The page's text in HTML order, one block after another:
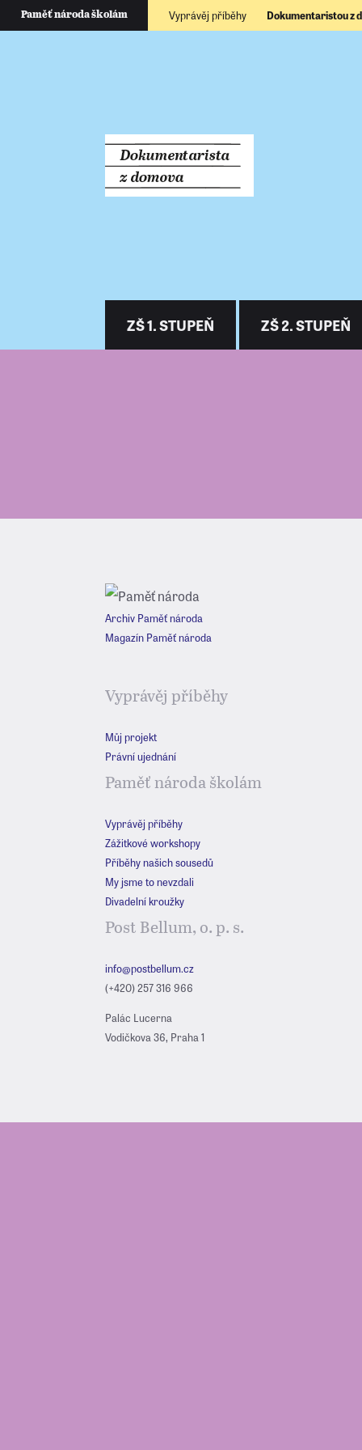
Paměť národa školám Vyprávěj příběhy Dokumentaristou z
ZŠ 1. STUPEŇ ZŠ 2. STUPEŇ
Archiv Paměť národa
Magazín Paměť národa
Vyprávěj příběhy
Můj projekt
Právní ujednání
Paměť národa školám
Vyprávěj příběhy
Zážitkové workshopy
Příběhy našich sousedů
My jsme to nevzdali
Divadelní kroužky
Post Bellum, o. p. s.
info@postbellum.cz
(+420) 257 316 966
Palác Lucerna
Vodičkova 36, Praha 1